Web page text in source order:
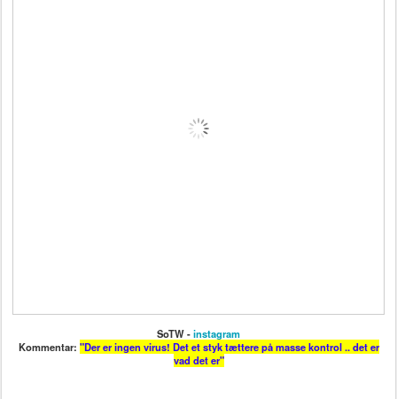
SoTW -instagram
Kommentar: "Der er ingen virus! Det et styk tættere på masse kontrol .. det er
vad det er"